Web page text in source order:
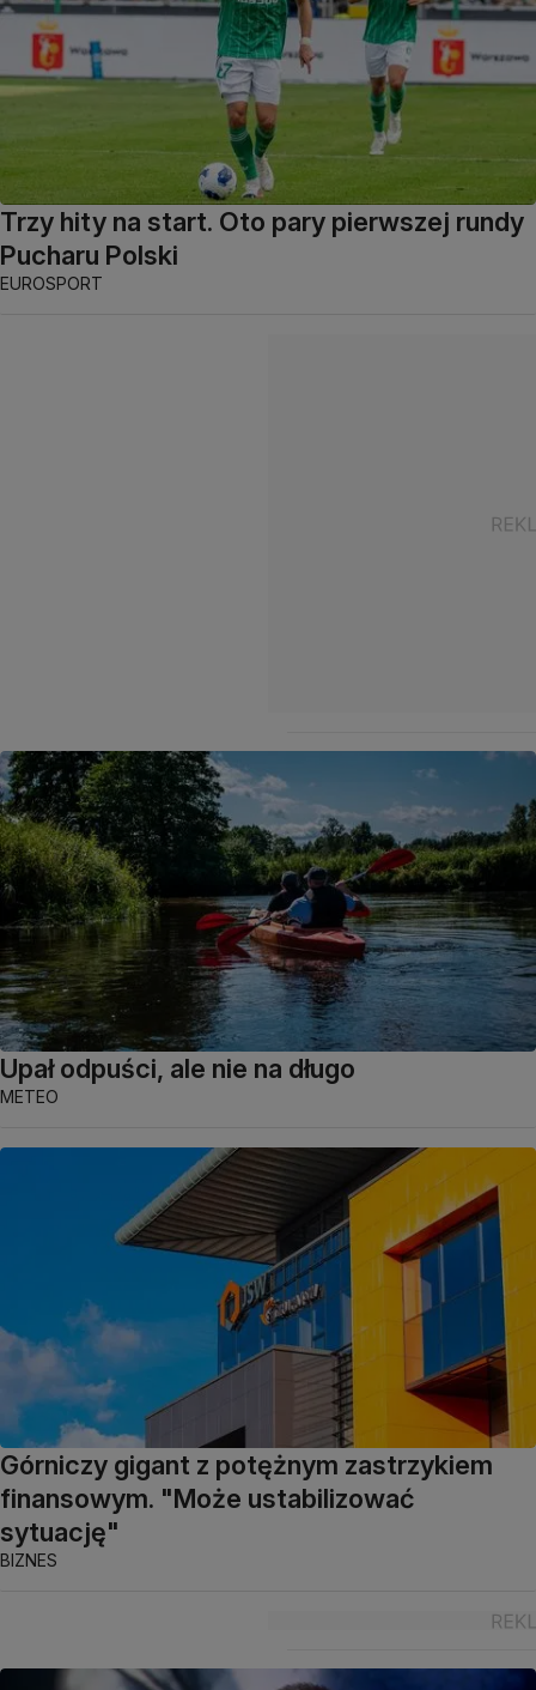
Trzy hity na start. Oto pary pierwszej rundy
Pucharu Polski
EUROSPORT
Upał odpuści, ale nie na długo
METEO
Górniczy gigant z potężnym zastrzykiem
finansowym. "Może ustabilizować
sytuację"
BIZNES